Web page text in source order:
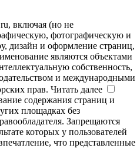
включая (но не
фотографическую и
дизайн и оформление страниц,
являются объектами
собственность,
и международными
прав. Читать далее
содержания страниц и
площадках без
Запрещаются
которых у пользователей
что представленные